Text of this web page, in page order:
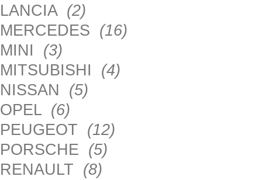
LANCIA (2)
MERCEDES (16)
MINI (3)
MITSUBISHI (4)
NISSAN (5)
OPEL (6)
PEUGEOT (12)
PORSCHE (5)
RENAULT (8)